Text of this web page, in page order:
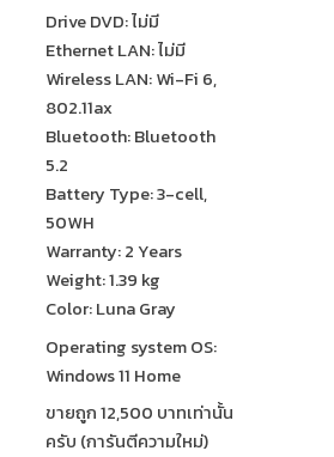
Drive DVD: ไม่มี
Ethernet LAN: ไม่มี
Wireless LAN: Wi-Fi 6,
802.11ax
Bluetooth: Bluetooth
5.2
Battery Type: 3-cell,
50WH
Warranty: 2 Years
Weight: 1.39 kg
Color: Luna Gray
Operating system OS:
Windows 11 Home
ขายถูก 12,500 บาทเท่านั้น
ครับ (การันตีความใหม่)